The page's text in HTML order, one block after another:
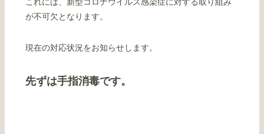
が不可欠となります。
現在の対応状況をお知らせします。
先ずは手指消毒です。